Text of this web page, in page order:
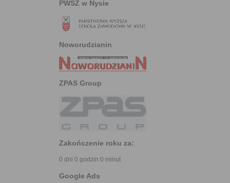
PWSZ w Nysie
Noworudzianin
ZPAS Group
Zakończenie roku za:
0 dni 0 godzin 0 minut
Google Ads